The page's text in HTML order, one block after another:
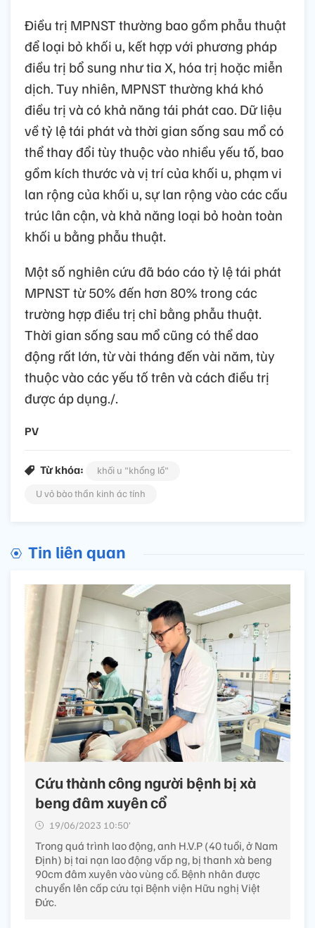
Điều trị MPNST thường bao gồm phẫu thuật
để loại bỏ khối u, kết hợp với phương pháp
điều trị bổ sung như tia X, hóa trị hoặc miễn
dịch. Tuy nhiên, MPNST thường khá khó
điều trị và có khả năng tái phát cao. Dữ liệu
về tỷ lệ tái phát và thời gian sống sau mổ có
thể thay đổi tùy thuộc vào nhiều yếu tố, bao
gồm kích thước và vị trí của khối u, phạm vi
lan rộng của khối u, sự lan rộng vào các cấu
trúc lân cận, và khả năng loại bỏ hoàn toàn
khối u bằng phẫu thuật.
Một số nghiên cứu đã báo cáo tỷ lệ tái phát
MPNST từ 50% đến hơn 80% trong các
trường hợp điều trị chỉ bằng phẫu thuật.
Thời gian sống sau mổ cũng có thể dao
động rất lớn, từ vài tháng đến vài năm, tùy
thuộc vào các yếu tố trên và cách điều trị
được áp dụng./.
PV
Từ khóa:
khối u "khổng lồ"
U vỏ bào thần kinh ác tính
Tin liên quan
Cứu thành công người bệnh bị xà
beng đâm xuyên cổ
19/06/2023 10:50’
Trong quá trình lao động, anh H.V.P (40 tuổi, ở Nam
Định) bị tai nạn lao động vấp ng, bị thanh xà beng
90cm đâm xuyên vào vùng cổ. Bệnh nhân được
chuyển lên cấp cứu tại Bệnh viện Hữu nghị Việt
Đức.